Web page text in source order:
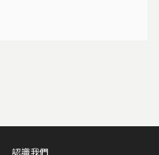
認識我們